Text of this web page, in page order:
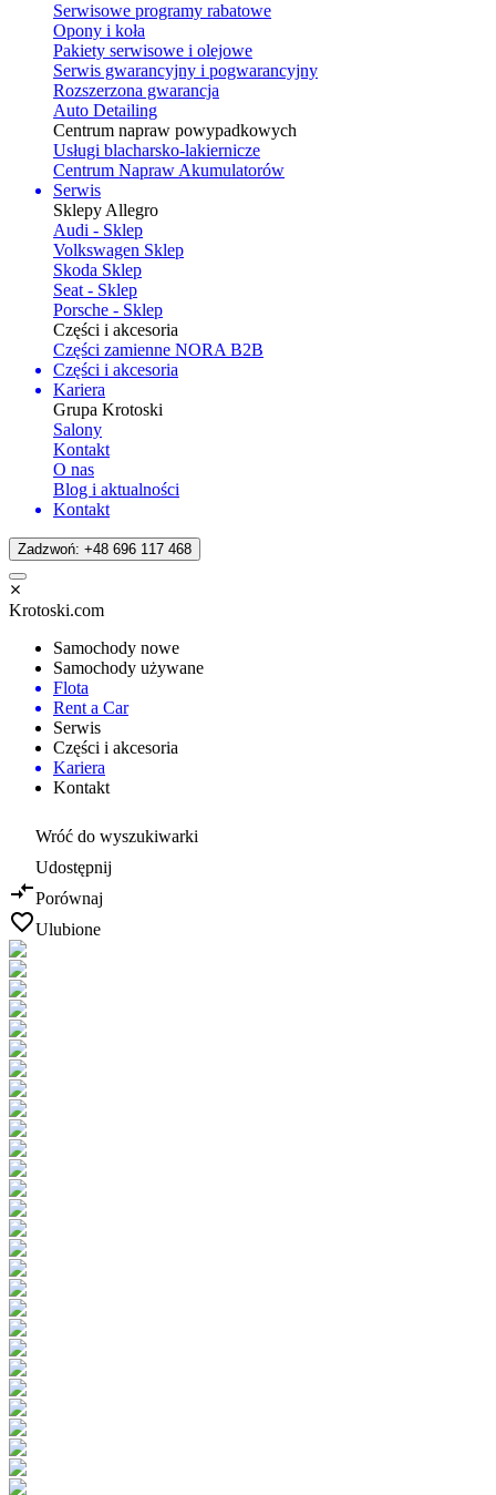
Serwisowe programy rabatowe
Opony i koła
Pakiety serwisowe i olejowe
Serwis gwarancyjny i pogwarancyjny
Rozszerzona gwarancja
Auto Detailing
Centrum napraw powypadkowych
Usługi blacharsko-lakiernicze
Centrum Napraw Akumulatorów
Serwis
Sklepy Allegro
Audi - Sklep
Volkswagen Sklep
Skoda Sklep
Seat - Sklep
Porsche - Sklep
Części i akcesoria
Części zamienne NORA B2B
Części i akcesoria
Kariera
Grupa Krotoski
Salony
Kontakt
O nas
Blog i aktualności
Kontakt
Zadzwoń: +48 696 117 468
Krotoski.com
Samochody nowe
Samochody używane
Flota
Rent a Car
Serwis
Części i akcesoria
Kariera
Kontakt
Wróć do wyszukiwarki
Udostępnij
Porównaj
Ulubione